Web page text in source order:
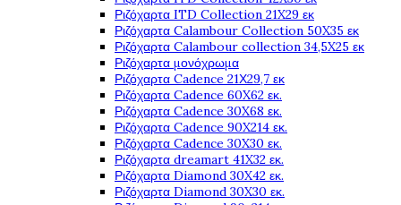
Ριζόχαρτα ITD Collection 21X29 εκ
Ριζόχαρτα Calambour Collection 50X35 εκ
Ριζόχαρτα Calambour collection 34,5X25 εκ
Ριζόχαρτα μονόχρωμα
Ριζόχαρτα Cadence 21Χ29,7 εκ
Ριζόχαρτα Cadence 60X62 εκ.
Ριζόχαρτα Cadence 30X68 εκ.
Ριζόχαρτα Cadence 90X214 εκ.
Ριζόχαρτα Cadence 30X30 εκ.
Ριζόχαρτα dreamart 41X32 εκ.
Ριζόχαρτα Diamond 30X42 εκ.
Ριζόχαρτα Diamond 30X30 εκ.